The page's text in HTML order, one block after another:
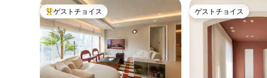
大好評のゲストチョイスです。
ゲストチョイス ゲストチョイス
ゲストチョイス